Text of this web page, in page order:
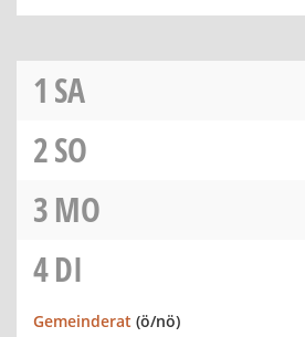
1 SA
2SO
3MO
4DI
Gemeinderat (ö/nö)